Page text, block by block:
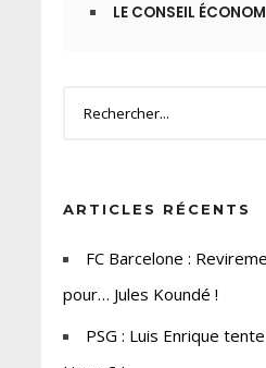
LE CONSEIL
ARTICLES RÉCENTS
FC Barcelone :
pour… Jules Koundé !
PSG : Luis Enrique